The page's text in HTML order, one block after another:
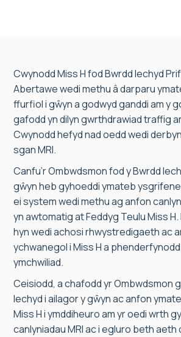
Cwynodd Miss H fod Bwrdd Iechyd
Abertawe wedi methu â darparu
ffurfiol i gŵyn a godwyd ganddi am y
gafodd yn dilyn gwrthdrawiad traffig
Cwynodd hefyd nad oedd wedi
sgan MRI.
Canfu’r Ombwdsmon fod y Bwrdd
gŵyn heb gyhoeddi ymateb
ei system wedi methu ag anfon
yn awtomatig at Feddyg Teulu Miss
hyn wedi achosi rhwystredigaeth ac
ychwanegol i Miss H a
ymchwiliad.
Ceisiodd, a chafodd yr Ombwdsmon
Iechyd i ailagor y gŵyn ac anfon
Miss H i ymddiheuro am yr oedi wrth
canlyniadau MRI ac i egluro beth aeth